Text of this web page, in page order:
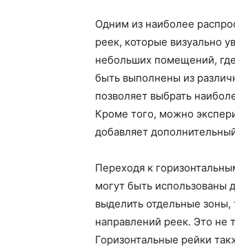
Одним из наиболее
реек, которые визуально
небольших помещений,
быть выполнены из
позволяет выбрать
Кроме того, можно
добавляет
Переходя к
могут быть использованы
выделить отдельные
направлений реек. Это не
Горизонтальные рейки